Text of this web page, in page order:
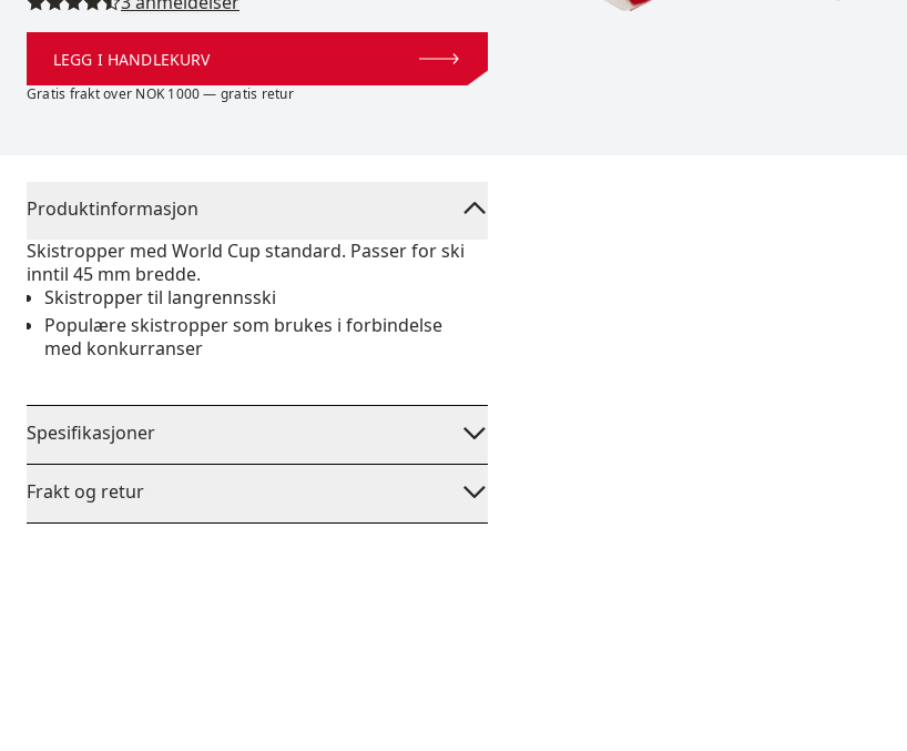
LEGG I HANDLEKURV
Gratis frakt over NOK 1000 — gratis retur
Produktinformasjon
Skistropper med World Cup standard. Passer for ski
inntil 45 mm bredde.
Skistropper til langrennsski
Populære skistropper som brukes i forbindelse
med konkurranser
Spesifikasjoner
Frakt og retur